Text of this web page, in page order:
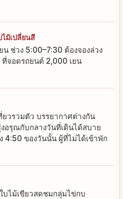
ม้เปลี่ยนสี
ช่วง 5:00–7:30 ต้องจองล่วง
จอดรถยนต์ 2,000 เยน
ยวรวมตัว บรรยากาศต่างกัน
อรุณกับกลางวันที่เดินได้สบาย
4:50 ของวันนั้น ผู้ที่ไม่ได้เข้าพัก
ไม้เขียวสดชมกลุ่มไข่กบ